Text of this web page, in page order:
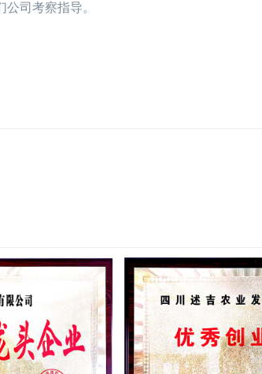
司考察指导。